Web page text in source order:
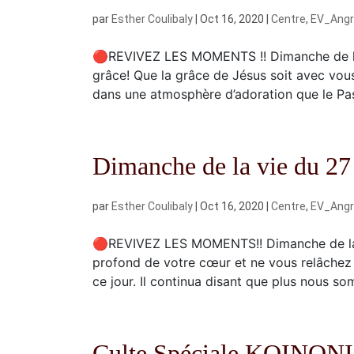
par Esther Coulibaly Oct 16, 2020 Centre,
🔴REVIVEZ LES MOMENTS !! Dimanche
grâce! Que la grâce de Jésus soit avec
dans une atmosphère d’adoration que le
Dimanche de la vie du
par Esther Coulibaly Oct 16, 2020 Centre,
🔴REVIVEZ LES MOMENTS!! Dimanche
profond de votre cœur et ne vous relâchez
ce jour. Il continua disant que plus nous